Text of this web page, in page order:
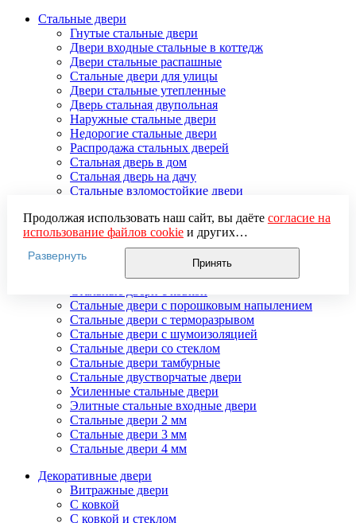
Стальные двери
Гнутые стальные двери
Двери входные стальные в коттедж
Двери стальные распашные
Стальные двери для улицы
Двери стальные утепленные
Дверь стальная двупольная
Наружные стальные двери
Недорогие стальные двери
Распродажа стальных дверей
Стальная дверь в дом
Стальная дверь на дачу
Стальные взломостойкие двери
Стальные двери в подъезд
Стальные двери внутреннего открывания
Стальные двери массив
Стальные двери мдф
Стальные двери с зеркалом
Стальные двери с порошковым напылением
Стальные двери с терморазрывом
Стальные двери с шумоизоляцией
Стальные двери со стеклом
Стальные двери тамбурные
Стальные двустворчатые двери
Усиленные стальные двери
Элитные стальные входные двери
Стальные двери 2 мм
Стальные двери 3 мм
Стальные двери 4 мм
Декоративные двери
Витражные двери
С ковкой
С ковкой и стеклом
Продолжая использовать наш сайт, вы даёте согласие на
использование файлов cookieи других
пользовательских данных (включая IP-адрес, сведения о
местоположении, устройстве, действиях на сайте и т. п.)
для функционирования сайта, проведения
использования систем аналитики (например,
Яндекс.Метрика), в соответствии с нашей
обработки персональных данных.
Если вы не хотите, чтобы ваши данные обрабатывались,
настройте ограничения в браузере или покиньте сайт.
Развернуть
Принять